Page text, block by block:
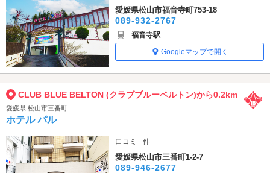
愛媛県松山市福音寺町753-18
089-932-2767
福音寺駅
Googleマップで開く
CLUB BLUE BELTON (クラブブルーベルトン)から0.2km
愛媛県 松山市三番町
ホテル パル
口コミ - 件
愛媛県松山市三番町1-2-7
089-946-2677